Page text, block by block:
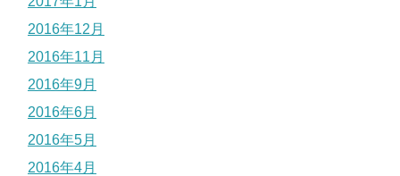
2016年12月
2016年11月
2016年9月
2016年6月
2016年5月
2016年4月